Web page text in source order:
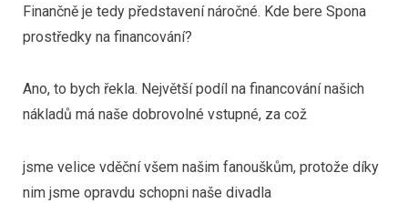
Finančně je tedy představení náročné. Kde bere Spona
prostředky na financování?
Ano, to bych řekla. Největší podíl na financování našich
nákladů má naše dobrovolné vstupné, za což
jsme velice vděční všem našim fanouškům, protože díky
nim jsme opravdu schopni naše divadla